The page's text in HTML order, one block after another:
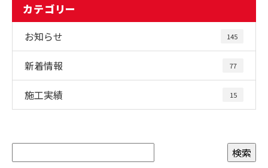
カテゴリー
お知らせ 145
新着情報 77
施工実績 15